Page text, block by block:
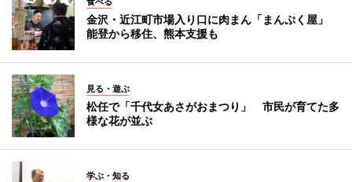
金沢・近江町市場入り口に肉まん「まんぷく屋」
能登から移住、熊本支援も
見る・遊ぶ
松任で「千代女あさがおまつり」 市民が育てた多
様な花が並ぶ
学ぶ・知る